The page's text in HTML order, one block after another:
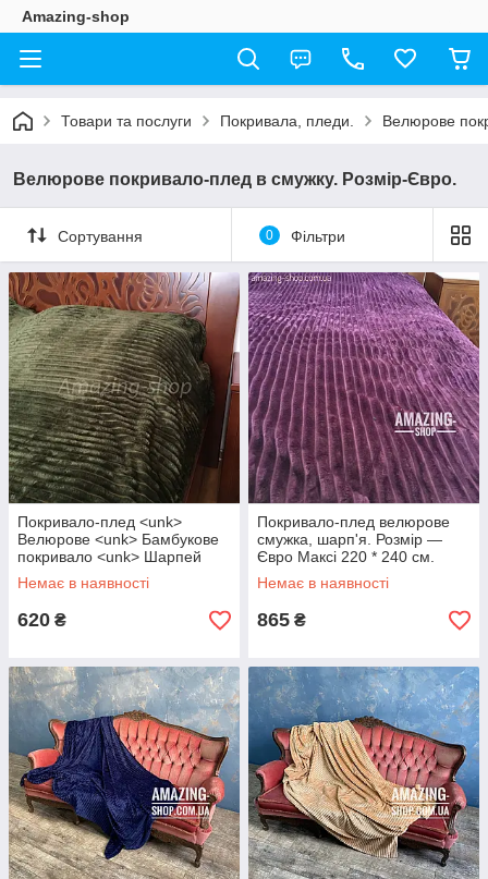
Amazing-shop
Товари та послуги Покривала, пледи. Велюрове
Велюрове покривало-плед в смужку. Розмір-Євро.
Сортування 0 Фільтри
Покривало-плед <unk>
Велюрове <unk> Бамбукове
покривало <unk> Шарпей
<unk> Смужка. Євророзмір.
Немає в наявності
620 ₴
Покривало-плед велюрове
смужка, шарп'я. Розмір —
Євро Максі 220 * 240 см.
Колір — Баклажанний
Немає в наявності
865 ₴